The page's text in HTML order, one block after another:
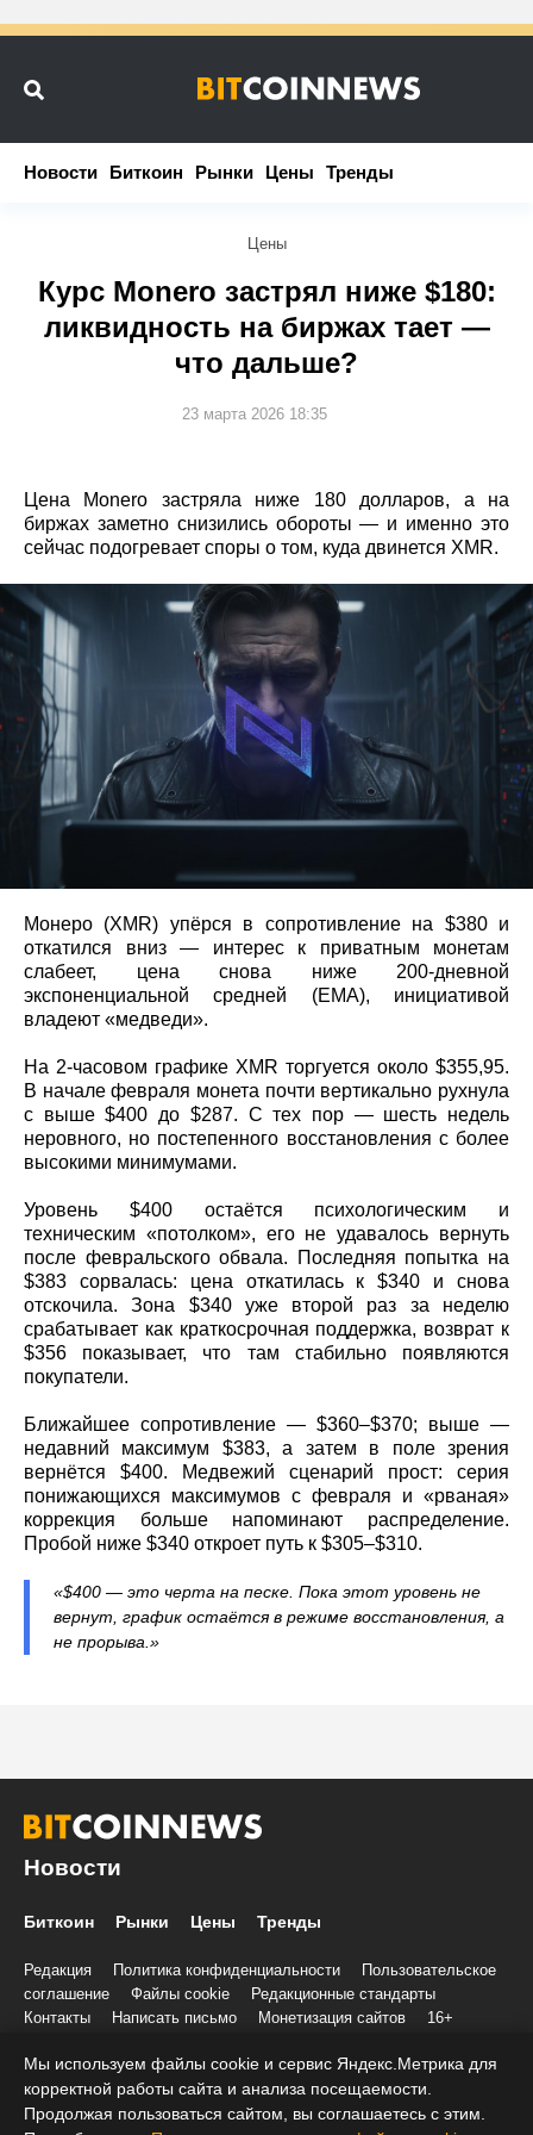
Новости Биткоин Рынки Цены Тренды
Новости Биткоин Рынки Цены Тренды
Цены
Курс Monero застрял ниже $180:
ликвидность на биржах тает —
что дальше?
23 марта 2026 18:35
Цена Monero застряла ниже 180 долларов, а на
биржах заметно снизились обороты — и именно это
сейчас подогревает споры о том, куда двинется XMR.
Монеро (XMR) упёрся в сопротивление на $380 и
откатился вниз — интерес к приватным монетам
слабеет, цена снова ниже 200‑дневной
экспоненциальной средней (EMA), инициативой
владеют «медведи».
На 2‑часовом графике XMR торгуется около $355,95.
В начале февраля монета почти вертикально рухнула
с выше $400 до $287. С тех пор — шесть недель
неровного, но постепенного восстановления с более
высокими минимумами.
Уровень $400 остаётся психологическим и
техническим «потолком», его не удавалось вернуть
после февральского обвала. Последняя попытка на
$383 сорвалась: цена откатилась к $340 и снова
отскочила. Зона $340 уже второй раз за неделю
срабатывает как краткосрочная поддержка, возврат к
$356 показывает, что там стабильно появляются
покупатели.
Ближайшее сопротивление — $360–$370; выше —
недавний максимум $383, а затем в поле зрения
вернётся $400. Медвежий сценарий прост: серия
понижающихся максимумов с февраля и «рваная»
коррекция больше напоминают распределение.
Пробой ниже $340 откроет путь к $305–$310.
«$400 — это черта на песке. Пока этот уровень не
вернут, график остаётся в режиме восстановления, а
не прорыва.»
Новости
Биткоин Рынки Цены Тренды
Редакция Политика конфиденциальности
Пользовательское
соглашение
Файлы cookie
Редакционные стандарты
Контакты
Написать письмо Монетизация сайтов 16+
© 2020-2026 Все права и материалы принадлежат «БиткоинНьюс»
Учредитель и редакция: ООО «Трафик», ИНН 7813175200, ОГРН
1027806866724, 197022, г. Санкт-Петербург, ул. Льва Толстого, д.
Мы используем файлы cookie и сервис Яндекс.Метрика для
корректной работы сайта и анализа посещаемости.
Продолжая пользоваться сайтом, вы соглашаетесь с этим.